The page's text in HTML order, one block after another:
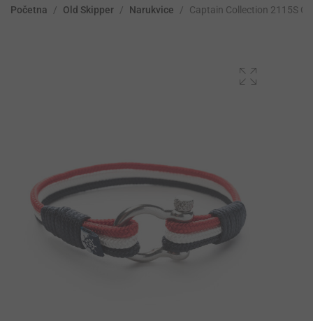
Početna / Old Skipper / Narukvice / Captain Collection 2115S